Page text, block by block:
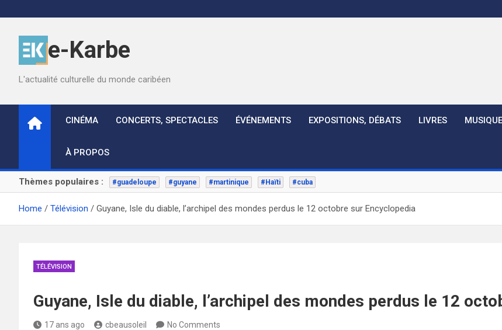
to
content
e-Karbe
L'actualité culturelle du monde caribéen
CINÉMA CONCERTS, SPECTACLES ÉVÉNEMENTS EXPOSITIONS, DÉBATS LIVRES MUSIQUE
À PROPOS
Thèmes populaires : #guadeloupe #guyane #martinique #Haïti #cuba
Home Télévision Guyane, Isle du diable, l’archipel des mondes perdus le 12 octobre sur Encyclopedia
TÉLÉVISION
Guyane, Isle du diable, l’archipel des mondes perdus le 12
17 ans ago cbeausoleil No Comments